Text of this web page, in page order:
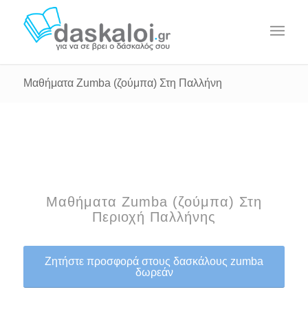
Μαθήματα Zumba (ζούμπα) Στη Παλλήνη
Μαθήματα Zumba (ζούμπα) Στη
Περιοχή Παλλήνης
Ζητήστε προσφορά στους δασκάλους zumba
δωρεάν